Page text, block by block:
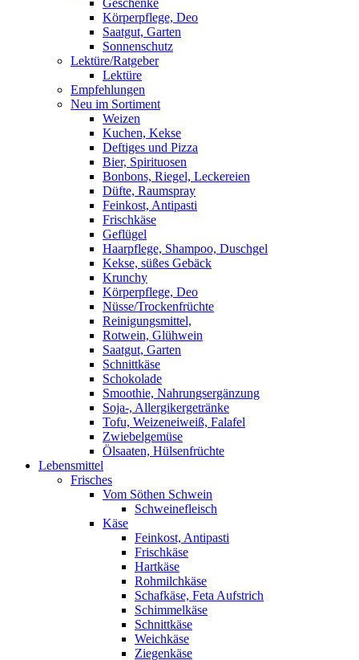
Geschenke
Körperpflege, Deo
Saatgut, Garten
Sonnenschutz
Lektüre/Ratgeber
Lektüre
Empfehlungen
Neu im Sortiment
Weizen
Kuchen, Kekse
Deftiges und Pizza
Bier, Spirituosen
Bonbons, Riegel, Leckereien
Düfte, Raumspray
Feinkost, Antipasti
Frischkäse
Geflügel
Haarpflege, Shampoo, Duschgel
Kekse, süßes Gebäck
Krunchy
Körperpflege, Deo
Nüsse/Trockenfrüchte
Reinigungsmittel,
Rotwein, Glühwein
Saatgut, Garten
Schnittkäse
Schokolade
Smoothie, Nahrungsergänzung
Soja-, Allergikergetränke
Tofu, Weizeneiweiß, Falafel
Zwiebelgemüse
Ölsaaten, Hülsenfrüchte
Lebensmittel
Frisches
Vom Söthen Schwein
Schweinefleisch
Käse
Feinkost, Antipasti
Frischkäse
Hartkäse
Rohmilchkäse
Schafkäse, Feta Aufstrich
Schimmelkäse
Schnittkäse
Weichkäse
Ziegenkäse